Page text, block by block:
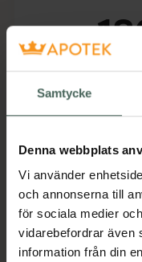
Samtycke
Denna webbplats
Vi använder
och annonserna till
för sociala medier
vidarebefordrar även
information från din
Aktuella
Beskrivning